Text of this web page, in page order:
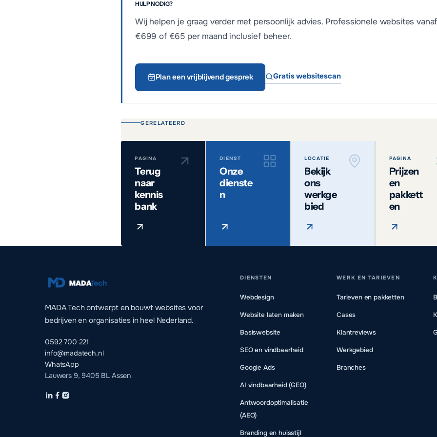
HULP NODIG?
Wij helpen je graag verder met persoonlijk advies. Professionele websites vanaf
€699 of €65 per maand inclusief beheer.
Plan een vrijblijvend gesprek Gratis websitescan
GERELATEERD
PAGINA
Terug
naar
kennis
bank
DIENST
Onze
dienste
n
LOCATIE
Bekijk
ons
werkge
bied
PAGINA
Prijzen
en
pakkett
en
MADA Tech ontwerpt en bouwt websites voor
bedrijven en organisaties in heel Nederland.
0592 700 221
info@madatech.nl
WhatsApp
Lauwers 9, 9405 BL Assen
DIENSTEN
Webdesign
Website laten maken
Basiswebsite
SEO en vindbaarheid
Google Ads
AI vindbaarheid (GEO)
Antwoordoptimalisatie
(AEO)
Branding en huisstijl
WERK EN TARIEVEN
Tarieven en pakketten
Cases
Klantreviews
Werkgebied
Branches